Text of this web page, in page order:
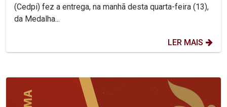
(Cedpi) fez a entrega, na manhã desta quarta-feira (13),
da Medalha...
LER MAIS